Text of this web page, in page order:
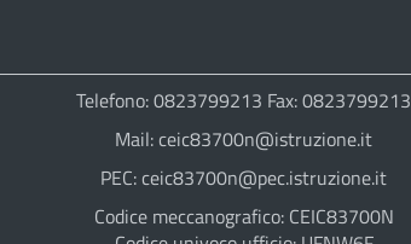
Telefono: 0823799213 Fax: 0823799213
Mail: ceic83700n@istruzione.it
PEC: ceic83700n@pec.istruzione.it
Codice meccanografico: CEIC83700N